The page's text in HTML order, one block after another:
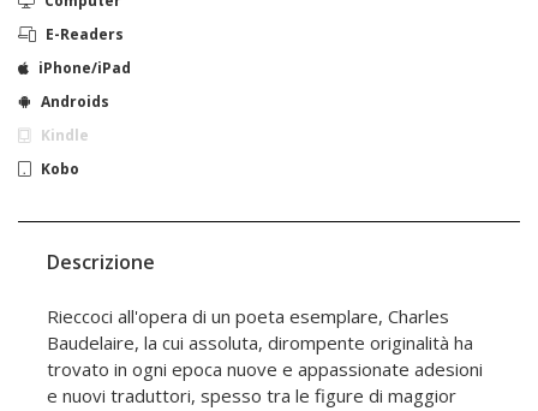
E-Readers
iPhone/iPad
Androids
Kindle
Kobo
Descrizione
Rieccoci all'opera di un poeta esemplare, Charles
Baudelaire, la cui assoluta, dirompente originalità ha
trovato in ogni epoca nuove e appassionate adesioni
e nuovi traduttori, spesso tra le figure di maggior